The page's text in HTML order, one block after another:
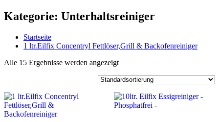
Kategorie: Unterhaltsreiniger
Startseite
1 ltr.Eilfix Concentryl Fettlöser,Grill & Backofenreiniger
Alle 15 Ergebnisse werden angezeigt